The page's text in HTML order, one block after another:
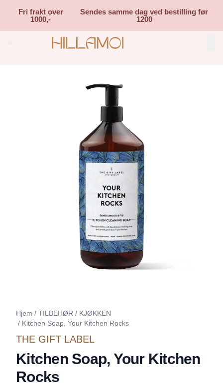
Fri frakt over
1000,-
Sendes samme dag ved bestilling før
1200
Search (⌘K)
Hjem / TILBEHØR / KJØKKEN
/ Kitchen Soap, Your Kitchen Rocks
THE GIFT LABEL
Kitchen Soap, Your Kitchen
Rocks